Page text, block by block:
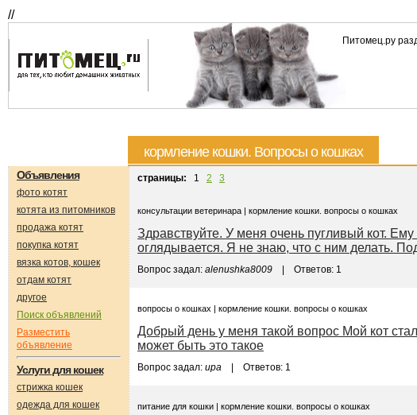
//
Питомец.ру
кормление кошки. Вопросы о кошках
Объявления
фото котят
котята из питомников
продажа котят
покупка котят
вязка котов, кошек
отдам котят
другое
Поиск объявлений
Разместить
объявление
Услуги для кошек
стрижка кошек
одежда для кошек
страницы: 1 2 3
консультации ветеринара | кормление кошки. вопросы о кошках
Здравствуйте. У меня очень пугливый кот.
оглядывается. Я не знаю, что с ним делать.
Вопрос задал: alenushka8009 | Ответов: 1
вопросы о кошках | кормление кошки. вопросы о кошках
Добрый день у меня такой вопрос Мой кот
может быть это такое
Вопрос задал: ира | Ответов: 1
питание для кошки | кормление кошки. вопросы о кошках